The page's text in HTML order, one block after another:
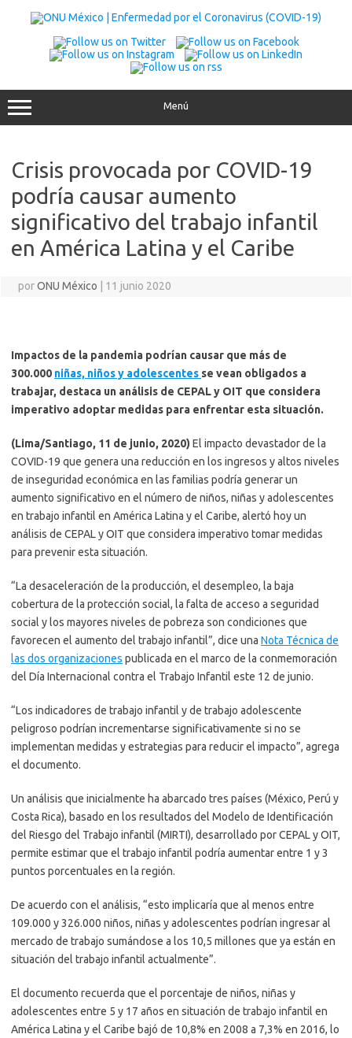
contenido
Menú
Crisis provocada por COVID-19
podría causar aumento
significativo del trabajo infantil
en América Latina y el Caribe
porONU México 11 junio 2020
Impactos de la pandemia podrían causar que más de
300.000 niñas, niños y adolescentes se vean obligados a
trabajar, destaca un análisis de CEPAL y OIT que considera
imperativo adoptar medidas para enfrentar esta situación.
(Lima/Santiago, 11 de junio, 2020) El impacto devastador de la
COVID-19 que genera una reducción en los ingresos y altos niveles
de inseguridad económica en las familias podría generar un
aumento significativo en el número de niños, niñas y adolescentes
en trabajo infantil en América Latina y el Caribe, alertó hoy un
análisis de CEPAL y OIT que considera imperativo tomar medidas
para prevenir esta situación.
“La desaceleración de la producción, el desempleo, la baja
cobertura de la protección social, la falta de acceso a seguridad
social y los mayores niveles de pobreza son condiciones que
favorecen el aumento del trabajo infantil”, dice una Nota Técnica de
las dos organizaciones publicada en el marco de la conmemoración
del Día Internacional contra el Trabajo Infantil este 12 de junio.
“Los indicadores de trabajo infantil y de trabajo adolescente
peligroso podrían incrementarse significativamente si no se
implementan medidas y estrategias para reducir el impacto”, agrega
el documento.
Un análisis que inicialmente ha abarcado tres países (México, Perú y
Costa Rica), basado en los resultados del Modelo de Identificación
del Riesgo del Trabajo infantil (MIRTI), desarrollado por CEPAL y OIT,
permite estimar que el trabajo infantil podría aumentar entre 1 y 3
puntos porcentuales en la región.
De acuerdo con el análisis, “esto implicaría que al menos entre
109.000 y 326.000 niños, niñas y adolescentes podrían ingresar al
mercado de trabajo sumándose a los 10,5 millones que ya están en
situación del trabajo infantil actualmente”.
El documento recuerda que el porcentaje de niños, niñas y
adolescentes entre 5 y 17 años en situación de trabajo infantil en
América Latina y el Caribe bajó de 10,8% en 2008 a 7,3% en 2016, lo